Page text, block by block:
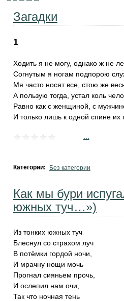
Загадки
1
Ходить я не могу, однако ж не
Согнутым я ногам подпорою
Мя часто носят все, стою же
А пользую тогда, устал коль
Равно как с женщиной, с
И только лишь к одной спине их
Категории: Без категории
Как мы бури
южных туч…»)
Из тонких южных туч
Блеснул со страхом луч
В потёмки гордой ночи,
И мрачну нощи мочь
Прогнал сияньем прочь,
И ослепил нам очи,
Так что ночная тень